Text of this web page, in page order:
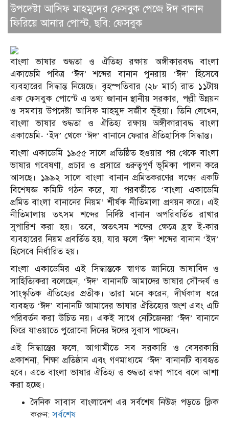
উপদেষ্টা আসিফ মাহমুদের ফেসবুক পেজে ঈদ বানান
ফিরিয়ে আনার পোস্ট, ছবি: ফেসবুক
বাংলা ভাষার শুদ্ধতা ও ঐতিহ্য রক্ষায় অঙ্গীকারবদ্ধ বাংলা
একাডেমি পবিত্র ‘ঈদ’ শব্দের বানান পুনরায় ‘ঈদ’ হিসেবে
ব্যবহারের সিদ্ধান্ত নিয়েছে। বৃহস্পতিবার (২৮ মার্চ) রাত ১১টায়
এক ফেসবুক পোস্টে এ তথ্য জানান স্থানীয় সরকার, পল্লী উন্নয়ন
ও সমবায় উপদেষ্টা আসিফ মাহমুদ সজীব ভূঁইয়া। তিনি লেখেন,
বাংলা ভাষার শুদ্ধতা ও ঐতিহ্য রক্ষায় অঙ্গীকারাবদ্ধ বাংলা
একাডেমি- ‘ইদ’ থেকে ‘ঈদ’ বানানে ফেরার ঐতিহাসিক সিদ্ধান্ত।
বাংলা একাডেমি ১৯৫৫ সালে প্রতিষ্ঠিত হওয়ার পর থেকে বাংলা
ভাষার গবেষণা, প্রচার ও প্রসারে গুরুত্বপূর্ণ ভূমিকা পালন করে
আসছে।
১৯৯২ সালে বাংলা বানান প্রমিতকরণের লক্ষ্যে একটি
বিশেষজ্ঞ কমিটি গঠন করে, যা পরবর্তীতে ‘বাংলা একাডেমি
প্রমিত বাংলা বানানের নিয়ম’ শীর্ষক নীতিমালা প্রণয়ন করে। এই
নীতিমালায় তৎসম শব্দের নির্দিষ্ট বানান অপরিবর্তিত রাখার
সুপারিশ করা হয়।
তবে, অতৎসম শব্দের ক্ষেত্রে হ্রস্ব ই-কার
ব্যবহারের নিয়ম প্রবর্তিত হয়, যার ফলে ‘ঈদ’ শব্দের বানান ‘ইদ’
হিসেবে নির্ধারিত হয়।
বাংলা একাডেমির এই সিদ্ধান্তকে স্বাগত জানিয়ে ভাষাবিদ ও
সাহিত্যিকরা বলেছেন, ‘ঈদ’ বানানটি আমাদের ভাষার সৌন্দর্য ও
সাংস্কৃতিক ঐতিহ্যের প্রতীক।
তারা মনে করেন, দীর্ঘকাল ধরে
ব্যবহৃত ‘ঈদ’ বানানটি আমাদের ভাষার ঐতিহ্যের অংশ এবং এটি
পরিবর্তন করা উচিত নয়। একই সাথে নেটিজেনরা ‘ঈদ’ বানানে
ফিরে যাওয়াতে পুরোনো দিনের ঈদের সুবাস পাচ্ছেন।
এই সিদ্ধান্তের ফলে, আগামীতে সব সরকারি ও বেসরকারি
প্রকাশনা, শিক্ষা প্রতিষ্ঠান এবং গণমাধ্যমে ‘ঈদ’ বানানটি ব্যবহৃত
হবে। এতে বাংলা ভাষার ঐতিহ্য ও শুদ্ধতা রক্ষা পাবে বলে আশা
করা হচ্ছে।
দৈনিক সাবাস বাংলাদেশ এর সর্বশেষ নিউজ পড়তে ক্লিক
করুন:সর্বশেষ